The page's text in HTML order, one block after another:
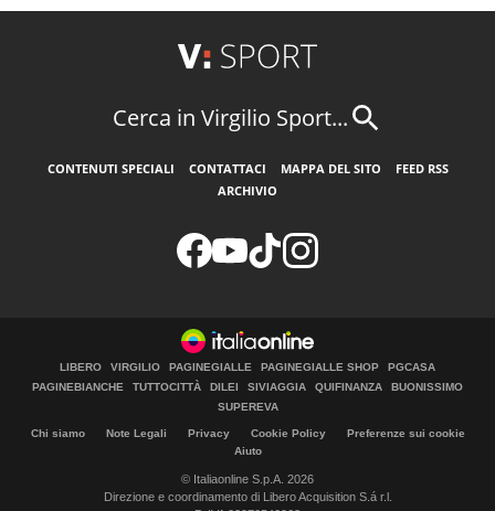
Cerca in Virgilio Sport...
CONTENUTI SPECIALI CONTATTACI MAPPA DEL SITO
FEED RSS
ARCHIVIO
LIBERO VIRGILIO PAGINEGIALLE PAGINEGIALLE SHOP
PGCASA
PAGINEBIANCHE
TUTTOCITTÀ DILEI SIVIAGGIA QUIFINANZA
BUONISSIMO
SUPEREVA
Chi siamo Note Legali Privacy Cookie Policy
Preferenze sui cookie
Aiuto
© Italiaonline S.p.A. 2026
Direzione e coordinamento di Libero Acquisition S.á r.l.